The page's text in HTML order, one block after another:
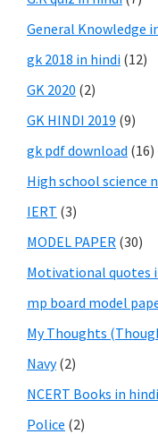
General Knowledge in
gk 2018 in hindi (12)
GK 2020 (2)
GK HINDI 2019 (9)
gk pdf download (16)
High school science
IERT (3)
MODEL PAPER (30)
Motivational quotes
mp board model
My Thoughts
Navy(2)
NCERT Books in
Police (2)